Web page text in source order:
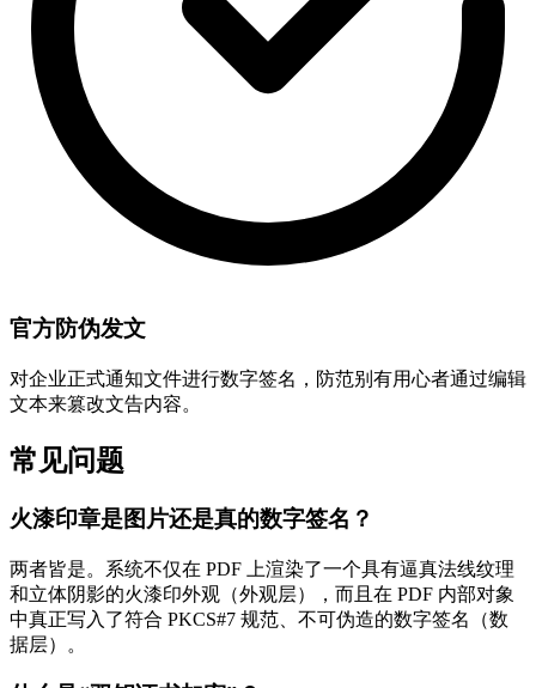
官方防伪发文
对企业正式通知文件进行数字签名，防范别有用心者通过编辑
文本来篡改文告内容。
常见问题
火漆印章是图片还是真的数字签名？
两者皆是。系统不仅在 PDF 上渲染了一个具有逼真法线纹理
和立体阴影的火漆印外观（外观层），而且在 PDF 内部对象
中真正写入了符合 PKCS#7 规范、不可伪造的数字签名（数
据层）。